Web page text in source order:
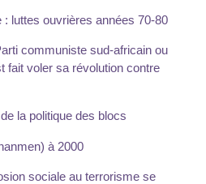
: luttes ouvrières années 70-80
communiste sud-africain ou
fait voler sa révolution contre
la politique des blocs
à 2000
sociale au terrorisme se